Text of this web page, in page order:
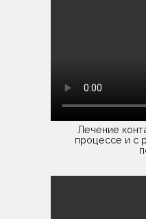
Лечение
процессе и с